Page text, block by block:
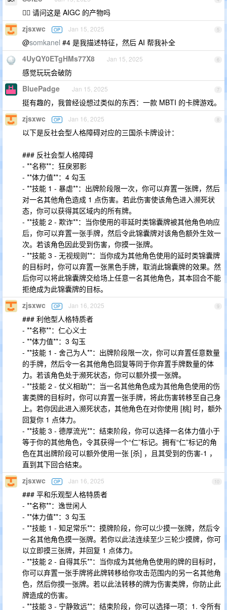
🙋‍♂️ 请问这是 AIGC 的产物吗
5
zjsxwc OP Jan 15, 2025
@somkanel #4 是我描述特征，然后 AI 帮我补全
6
4UyQY0ETgHMs77X8 Jan 15, 2025
感觉玩玩会破防
7
BluePadge Jan 15, 2025
挺有趣的，我曾经设想过类似的东西：一款 MBTI 的卡牌游戏。
8
zjsxwc OP Jan 16, 2025
以下是反社会型人格障碍对应的三国杀卡牌设计：
### 反社会型人格障碍
- **名称**：狂戾邪影
- **体力值**：4 勾玉
- **技能 1 - 暴虐**：出牌阶段限一次，你可以弃置一张牌，然后
对一名其他角色造成 1 点伤害。若此伤害使该角色进入濒死状
态，你可以获得其区域内的所有牌。
- **技能 2 - 欺诈**：当你使用的非延时类锦囊牌被其他角色响应
后，你可以弃置一张手牌，然后令此锦囊牌对该角色额外生效一
次。若该角色因此受到伤害，你摸一张牌。
- **技能 3 - 无视规则**：当你成为其他角色使用的延时类锦囊牌
的目标时，你可以弃置一张黑色手牌，取消此锦囊牌的效果。然
后你可以将此锦囊牌交给场上任意一名其他角色，其本回合不能
拒绝成为此锦囊牌的目标。
9
zjsxwc OP Jan 16, 2025
### 利他型人格特质者
- **名称**：仁心义士
- **体力值**：3 勾玉
- **技能 1 - 舍己为人**：出牌阶段限一次，你可以弃置任意数量
的手牌，然后令一名其他角色回复等同于你弃置手牌数量的体
力。若该角色处于濒死状态，你可以额外摸一张牌。
- **技能 2 - 仗义相助**：当一名其他角色成为其他角色使用的伤
害类牌的目标时，你可以弃置一张手牌，将此伤害转移至自己身
上。若你因此进入濒死状态，其他角色在对你使用 [桃] 时，额外
回复你 1 点体力。
- **技能 3 - 德厚流光**：结束阶段，你可以选择一名体力值小于
等于你的其他角色，令其获得一个“仁”标记。拥有“仁”标记的角
色在其出牌阶段可以额外使用一张 [杀] ，且其受到的伤害-1 ，
直到其下回合结束。
10
zjsxwc OP Jan 16, 2025
### 平和乐观型人格特质者
- **名称**：逸世闲人
- **体力值**：3 勾玉
- **技能 1 - 知足常乐**：摸牌阶段，你可以少摸一张牌，然后令
一名其他角色摸一张牌。若你以此法连续至少三轮少摸牌，你可
以立即摸三张牌，并回复 1 点体力。
- **技能 2 - 自得其乐**：当你成为其他角色使用的牌的目标时，
你可以弃置一张手牌将此牌转移给你攻击范围内的另一名其他角
色，然后你摸一张牌。若以此法转移的牌为伤害类牌，你防止此
牌造成的伤害。
- **技能 3 - 宁静致远**：结束阶段，你可以选择一项：1. 令所有